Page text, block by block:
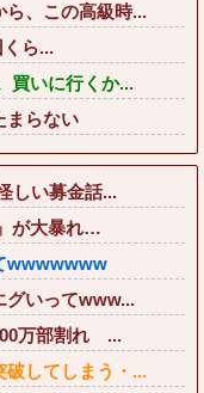
ら、この高級時...
くら...
買いに行くか...
まらない
しい募金話...
が大暴れ…
wwwwwww
グいってwww...
万部割れ ...
破してしまう・...